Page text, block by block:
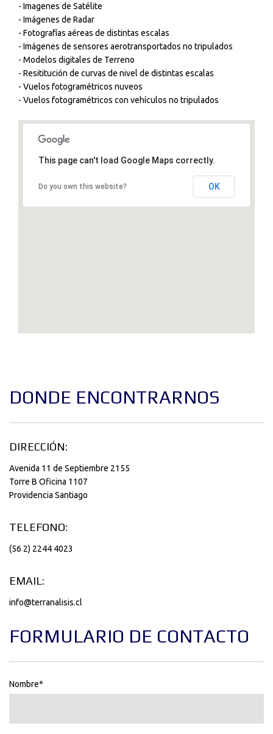
- Imagenes de Satélite
- Imágenes de Radar
- Fotografías aéreas de distintas escalas
- Imágenes de sensores aerotransportados no tripulados
- Modelos digitales de Terreno
- Resititución de curvas de nivel de distintas escalas
- Vuelos fotogramétricos nuveos
- Vuelos fotogramétricos con vehículos no tripulados
This page can't load Google Maps correctly.
Do you own this website? OK
DONDE ENCONTRARNOS
DIRECCIÓN:
Avenida 11 de Septiembre 2155
Torre B Oficina 1107
Providencia Santiago
TELEFONO:
(56 2) 2244 4023
EMAIL:
info@terranalisis.cl
FORMULARIO DE CONTACTO
Nombre*